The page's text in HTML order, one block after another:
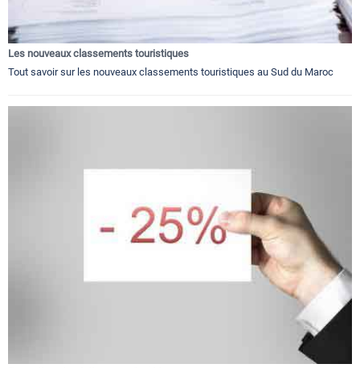
Les nouveaux classements touristiques
Tout savoir sur les nouveaux classements touristiques au Sud du Maroc